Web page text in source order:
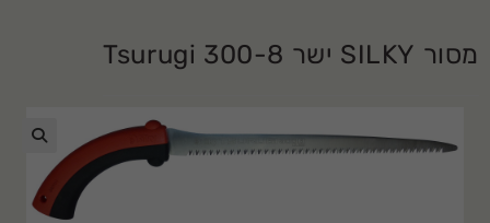
מסור SILKY ישר Tsurugi 300-8